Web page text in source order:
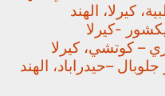
كيرلا، الهند
-كيرلا
– كوتشي، كيرلا
–حيدراباد، الهند